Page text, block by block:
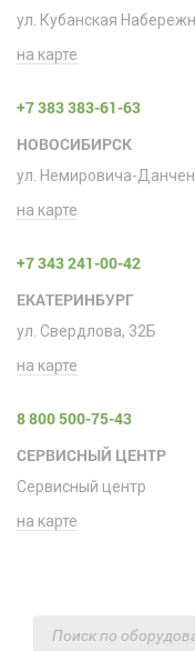
ул. Кубанская
на карте
+7 383 383-61-63
НОВОСИБИРСК
ул. Немировича-
на карте
+7 343 241-00-42
ЕКАТЕРИНБУРГ
ул. Свердлова, 32Б
на карте
8 800 500-75-43
СЕРВИСНЫЙ ЦЕНТР
Сервисный центр
на карте